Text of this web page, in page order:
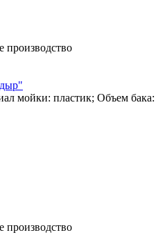
мойки: пластик; Объем бака: